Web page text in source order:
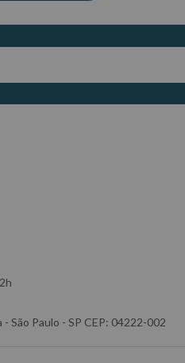
São Paulo - SP CEP: 04222-002